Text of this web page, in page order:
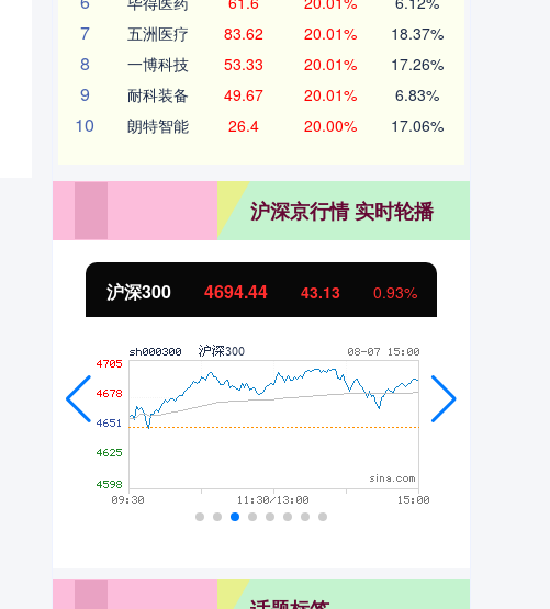
7 五洲医疗 83.62 20.01% 18.37%
8 一博科技 53.33 20.01% 17.26%
9 耐科装备 49.67 20.01% 6.83%
10 朗特智能 26.4 20.00% 17.06%
沪深京行情 实时轮播
沪深300 4694.44 43.13 0.93%